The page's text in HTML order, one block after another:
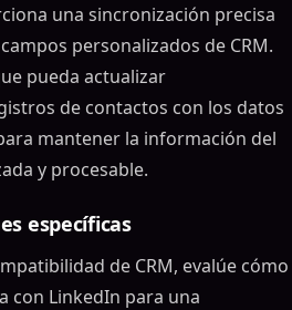
una sincronización precisa
personalizados de CRM.
pueda actualizar
de contactos con los datos
mantener la información del
y procesable.
específicas
de CRM, evalúe cómo
con LinkedIn para una